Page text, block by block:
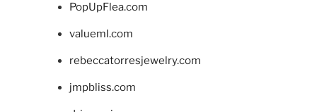
PopUpFlea.com
valueml.com
rebeccatorresjewelry.com
jmpbliss.com